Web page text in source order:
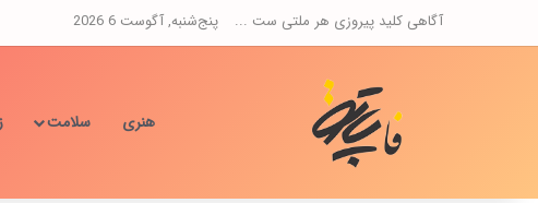
آگاهی کلید پیروزی هر ملتی ست ... پنج‌شنبه, آگوست 6 2026
هنری سلامت